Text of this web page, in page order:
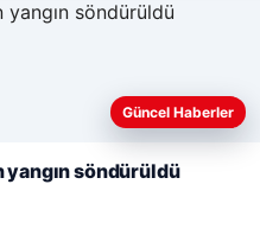
amacıyla çerezler
Güncel Haberler
yangın söndürüldü